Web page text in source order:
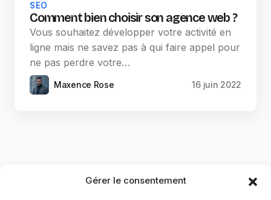
Gérer le consentement
SEO
Comment bien choisir son agence web ?
Vous souhaitez développer votre activité en
ligne mais ne savez pas à qui faire appel pour
ne pas perdre votre…
Maxence Rose 16 juin 2022